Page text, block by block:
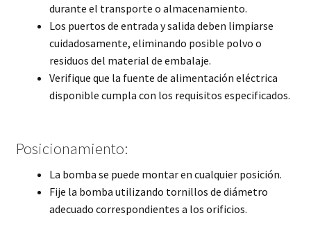
durante el transporte o almacenamiento.
Los puertos de entrada y salida deben limpiarse
cuidadosamente, eliminando posible polvo o
residuos del material de embalaje.
Verifique que la fuente de alimentación eléctrica
disponible cumpla con los requisitos especificados.
Posicionamiento:
La bomba se puede montar en cualquier posición.
Fije la bomba utilizando tornillos de diámetro
adecuado correspondientes a los orificios.